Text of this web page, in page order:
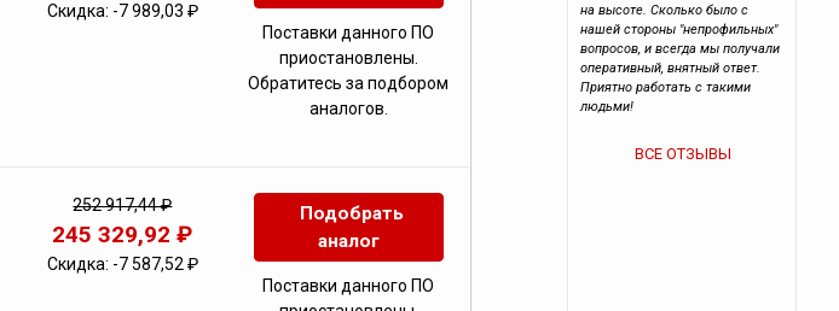
Скидка: -7 989,03 ₽
Поставки данного ПО
приостановлены.
Обратитесь за подбором
аналогов.
252 917,44 ₽
245 329,92 ₽
Скидка: -7 587,52 ₽
Подобрать
аналог
Поставки данного ПО
на высоте. Сколько было с
нашей стороны "непрофильных"
вопросов, и всегда мы получали
оперативный, внятный ответ.
Приятно работать с такими
людьми!
ВСЕ ОТЗЫВЫ